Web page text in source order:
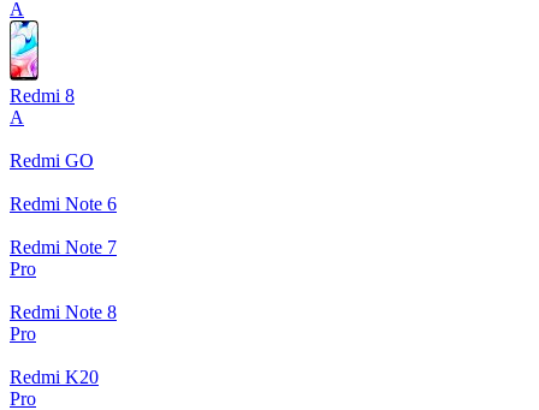
A
Redmi 8
A
Redmi GO
Redmi Note 6
Redmi Note 7
Pro
Redmi Note 8
Pro
Redmi K20
Pro